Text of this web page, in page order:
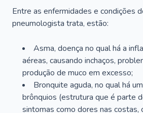
Entre as enfermidades e condições
pneumologista trata, estão:
Asma, doença no qual há a
aéreas, causando inchaços,
produção de muco em excesso;
Bronquite aguda, no qual há
brônquios (estrutura que é parte
sintomas como dores nas costas,